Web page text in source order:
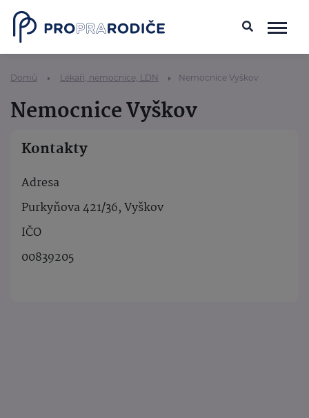
Domů Lékaři, nemocnice, LDN Nemocnice Vyškov
Nemocnice Vyškov
Kontakty
Adresa
Purkyňova 421/36, Vyškov
IČO
00839205